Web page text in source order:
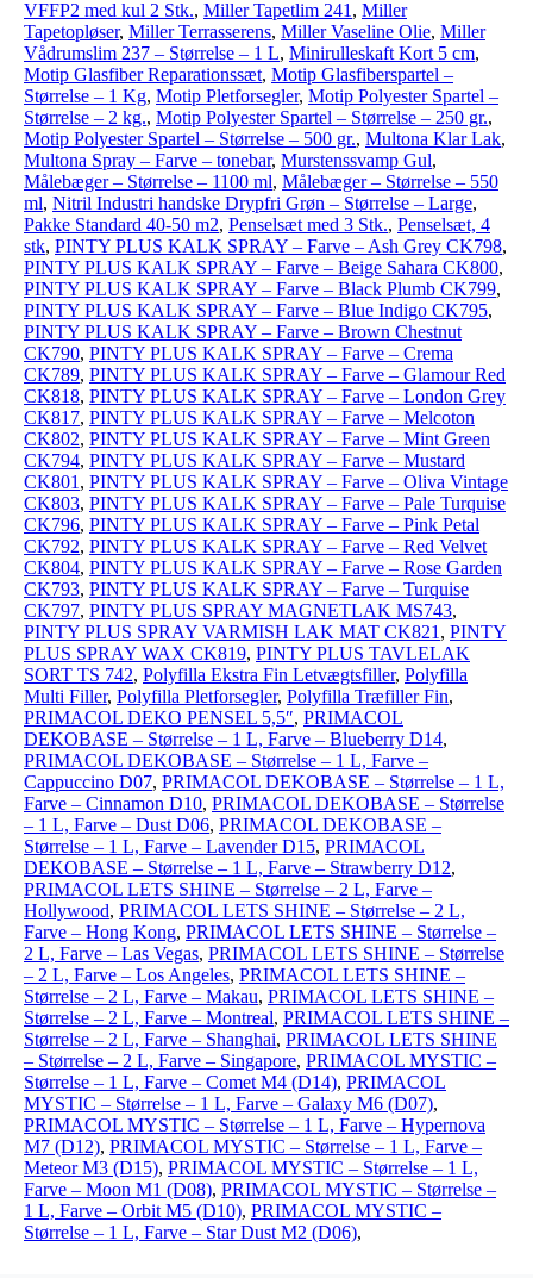
VFFP2 med kul 2 Stk., Miller Tapetlim 241 , Miller
Tapetopløser, Miller Terrasserens, Miller Vaseline Olie, Miller
Vådrumslim 237 – Størrelse – 1 L, Minirulleskaft Kort 5 cm,
Motip Glasfiber Reparationssæt, Motip Glasfiberspartel –
Størrelse – 1 Kg, Motip Pletforsegler, Motip Polyester Spartel –
Størrelse – 2 kg., Motip Polyester Spartel – Størrelse – 250 gr.,
Motip Polyester Spartel – Størrelse – 500 gr., Multona Klar Lak,
Multona Spray – Farve – tonebar, Murstenssvamp Gul,
Målebæger – Størrelse – 1100 ml, Målebæger – Størrelse – 550
ml, Nitril Industri handske Drypfri Grøn – Størrelse – Large,
Pakke Standard 40-50 m2, Penselsæt med 3 Stk., Penselsæt, 4
stk, PINTY PLUS KALK SPRAY – Farve – Ash Grey CK798,
PINTY PLUS KALK SPRAY – Farve – Beige Sahara CK800,
PINTY PLUS KALK SPRAY – Farve – Black Plumb CK799,
PINTY PLUS KALK SPRAY – Farve – Blue Indigo CK795,
PINTY PLUS KALK SPRAY – Farve – Brown Chestnut
CK790, PINTY PLUS KALK SPRAY – Farve – Crema
CK789, PINTY PLUS KALK SPRAY – Farve – Glamour Red
CK818, PINTY PLUS KALK SPRAY – Farve – London Grey
CK817, PINTY PLUS KALK SPRAY – Farve – Melcoton
CK802, PINTY PLUS KALK SPRAY – Farve – Mint Green
CK794, PINTY PLUS KALK SPRAY – Farve – Mustard
CK801 , PINTY PLUS KALK SPRAY – Farve – Oliva Vintage
CK803, PINTY PLUS KALK SPRAY – Farve – Pale Turquise
CK796, PINTY PLUS KALK SPRAY – Farve – Pink Petal
CK792, PINTY PLUS KALK SPRAY – Farve – Red Velvet
CK804, PINTY PLUS KALK SPRAY – Farve – Rose Garden
CK793, PINTY PLUS KALK SPRAY – Farve – Turquise
CK797, PINTY PLUS SPRAY MAGNETLAK MS743,
PINTY PLUS SPRAY VARMISH LAK MAT CK821 , PINTY
PLUS SPRAY WAX CK819, PINTY PLUS TAVLELAK
SORT TS 742, Polyfilla Ekstra Fin Letvægtsfiller, Polyfilla
Multi Filler, Polyfilla Pletforsegler, Polyfilla Træfiller Fin,
PRIMACOL DEKO PENSEL 5,5″, PRIMACOL
DEKOBASE – Størrelse – 1 L, Farve – Blueberry D14,
PRIMACOL DEKOBASE – Størrelse – 1 L, Farve –
Cappuccino D07, PRIMACOL DEKOBASE – Størrelse – 1 L,
Farve – Cinnamon D10, PRIMACOL DEKOBASE – Størrelse
– 1 L, Farve – Dust D06, PRIMACOL DEKOBASE –
Størrelse – 1 L, Farve – Lavender D15, PRIMACOL
DEKOBASE – Størrelse – 1 L, Farve – Strawberry D12,
PRIMACOL LETS SHINE – Størrelse – 2 L, Farve –
Hollywood, PRIMACOL LETS SHINE – Størrelse – 2 L,
Farve – Hong Kong, PRIMACOL LETS SHINE – Størrelse –
2 L, Farve – Las Vegas, PRIMACOL LETS SHINE – Størrelse
– 2 L, Farve – Los Angeles, PRIMACOL LETS SHINE –
Størrelse – 2 L, Farve – Makau, PRIMACOL LETS SHINE –
Størrelse – 2 L, Farve – Montreal, PRIMACOL LETS SHINE –
Størrelse – 2 L, Farve – Shanghai, PRIMACOL LETS SHINE
– Størrelse – 2 L, Farve – Singapore, PRIMACOL MYSTIC –
Størrelse – 1 L, Farve – Comet M4 (D14), PRIMACOL
MYSTIC – Størrelse – 1 L, Farve – Galaxy M6 (D07),
PRIMACOL MYSTIC – Størrelse – 1 L, Farve – Hypernova
M7 (D12), PRIMACOL MYSTIC – Størrelse – 1 L, Farve –
Meteor M3 (D15), PRIMACOL MYSTIC – Størrelse – 1 L,
Farve – Moon M1 (D08), PRIMACOL MYSTIC – Størrelse –
1 L, Farve – Orbit M5 (D10), PRIMACOL MYSTIC –
Størrelse – 1 L, Farve – Star Dust M2 (D06),